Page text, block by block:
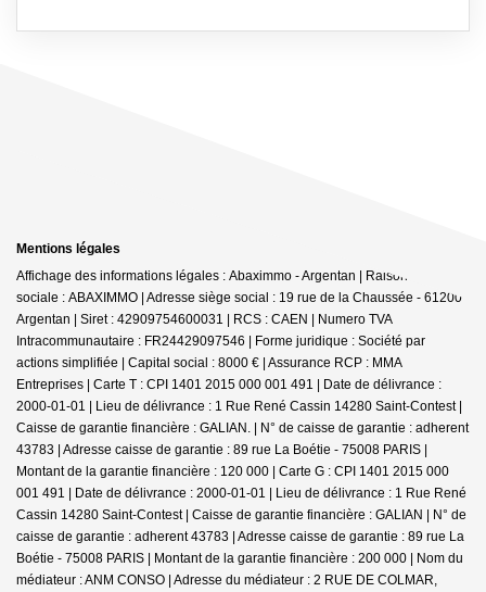
Mentions légales
Affichage des informations légales : Abaximmo - Argentan | Raison
sociale : ABAXIMMO | Adresse siège social : 19 rue de la Chaussée - 61200
Argentan | Siret : 42909754600031 | RCS : CAEN | Numero TVA
Intracommunautaire : FR24429097546 | Forme juridique : Société par
actions simplifiée | Capital social : 8000 € | Assurance RCP : MMA
Entreprises | Carte T : CPI 1401 2015 000 001 491 | Date de délivrance :
2000-01-01 | Lieu de délivrance : 1 Rue René Cassin 14280 Saint-Contest |
Caisse de garantie financière : GALIAN. | N° de caisse de garantie : adherent
43783 | Adresse caisse de garantie : 89 rue La Boétie - 75008 PARIS |
Montant de la garantie financière : 120 000 | Carte G : CPI 1401 2015 000
001 491 | Date de délivrance : 2000-01-01 | Lieu de délivrance : 1 Rue René
Cassin 14280 Saint-Contest | Caisse de garantie financière : GALIAN | N° de
caisse de garantie : adherent 43783 | Adresse caisse de garantie : 89 rue La
Boétie - 75008 PARIS | Montant de la garantie financière : 200 000 | Nom du
médiateur : ANM CONSO | Adresse du médiateur : 2 RUE DE COLMAR,